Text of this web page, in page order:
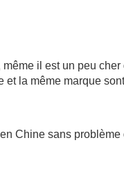
il est un peu cher
et la même marque
Chine sans problème